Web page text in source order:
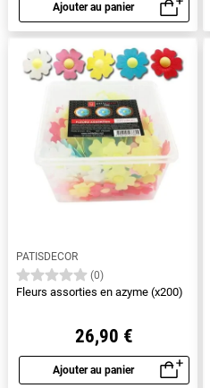
Ajouter au panier
Aperçu rapide
PATISDECOR
(0)
Fleurs assorties en azyme (x200)
26,90 €
Ajouter au panier
Aperçu rapide